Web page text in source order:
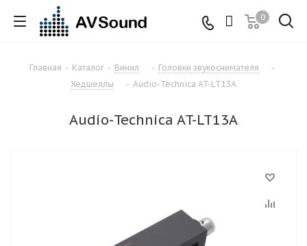
0
Главная - Каталог - Винил - Головки звукоснимателя
-
Хедшеллы
- Audio-Technica AT-LT13A
Audio-Technica AT-LT13A